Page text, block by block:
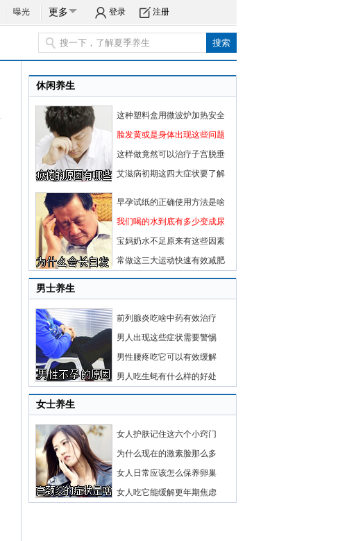
曝光 更多 登录 注册
休闲养生
这种塑料盒用微波炉加热安全
脸发黄或是身体出现这些问题
这样做竟然可以治疗子宫脱垂
艾滋病初期这四大症状要了解
早孕试纸的正确使用方法是啥
我们喝的水到底有多少变成尿
宝妈奶水不足原来有这些因素
常做这三大运动快速有效减肥
男士养生
前列腺炎吃啥中药有效治疗
男人出现这些症状需要警惕
男性腰疼吃它可以有效缓解
男人吃生蚝有什么样的好处
女士养生
女人护肤记住这六个小窍门
为什么现在的激素脸那么多
女人日常应该怎么保养卵巢
女人吃它能缓解更年期焦虑